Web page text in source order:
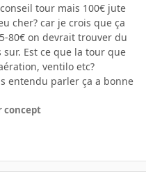
tour mais 100€ jute
cher? car je crois que ça
80€ on devrait trouver du
Est ce que la tour que
ventilo etc?
entendu parler ça a bonne
concept